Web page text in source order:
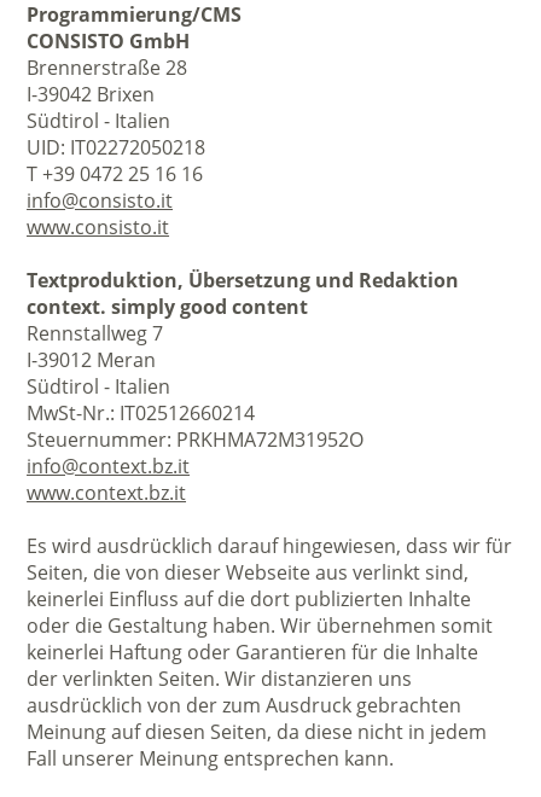
Programmierung/CMS
CONSISTO GmbH
Brennerstraße 28
I-39042 Brixen
Südtirol - Italien
UID: IT02272050218
T +39 0472 25 16 16
info@consisto.it
www.consisto.it
Textproduktion, Übersetzung und Redaktion
context. simply good content
Rennstallweg 7
I-39012 Meran
Südtirol - Italien
MwSt-Nr.: IT02512660214
Steuernummer: PRKHMA72M31952O
info@context.bz.it
www.context.bz.it
Es wird ausdrücklich darauf hingewiesen, dass wir für
Seiten, die von dieser Webseite aus verlinkt sind,
keinerlei Einfluss auf die dort publizierten Inhalte
oder die Gestaltung haben. Wir übernehmen somit
keinerlei Haftung oder Garantieren für die Inhalte
der verlinkten Seiten. Wir distanzieren uns
ausdrücklich von der zum Ausdruck gebrachten
Meinung auf diesen Seiten, da diese nicht in jedem
Fall unserer Meinung entsprechen kann.